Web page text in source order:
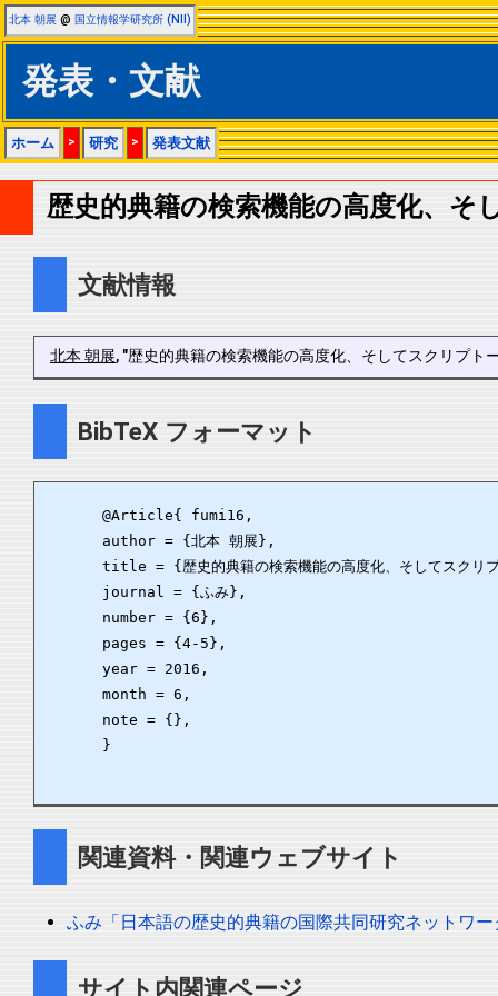
北本 朝展 @ 国立情報学研究所 (NII)
発表・文献
ホーム > 研究 > 発表文献
歴史的典籍の検索機能の高度化、そ
文献情報
北本 朝展, "歴史的典籍の検索機能の高度化、そしてスクリプト
BibTeX フォーマット
      @Article{ fumi16,
      author = {北本 朝展},
title = {歴史的典籍の検索機能の高度化、そしてスクリ
      journal = {ふみ},
      number = {6},
      pages = {4-5},
      year = 2016,
      month = 6,
      note = {},
      }
関連資料・関連ウェブサイト
ふみ「日本語の歴史的典籍の国際共同研究ネットワ
サイト内関連ページ